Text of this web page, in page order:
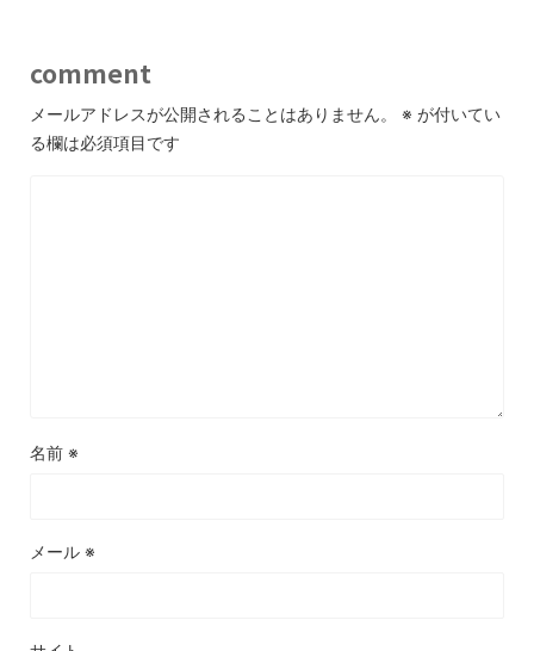
comment
メールアドレスが公開されることはありません。 ※ が付いてい
る欄は必須項目です
名前 ※
メール ※